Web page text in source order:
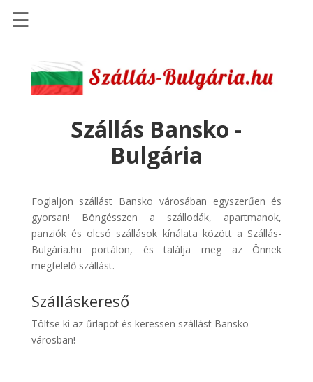
Szállások
Repülőjegy
pénzvisszatérítéssel
Discover
Cars
Transzfer
Kiwi
Taxi
☰
Szállás Bansko -
Bulgária
Foglaljon szállást Bansko városában egyszerűen és
gyorsan! Böngésszen a szállodák, apartmanok,
panziók és olcsó szállások kínálata között a Szállás-
Bulgária.hu portálon, és találja meg az Önnek
megfelelő szállást.
Szálláskereső
Töltse ki az űrlapot és keressen szállást Bansko
városban!